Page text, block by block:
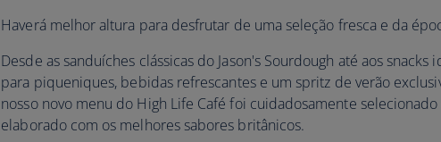
Haverá melhor altura para desfrutar de uma seleção fresca e da
Desde as sanduíches clássicas do Jason's Sourdough até aos snacks
para piqueniques, bebidas refrescantes e um spritz de verão
nosso novo menu do High Life Café foi cuidadosamente selecionado
elaborado com os melhores sabores britânicos.